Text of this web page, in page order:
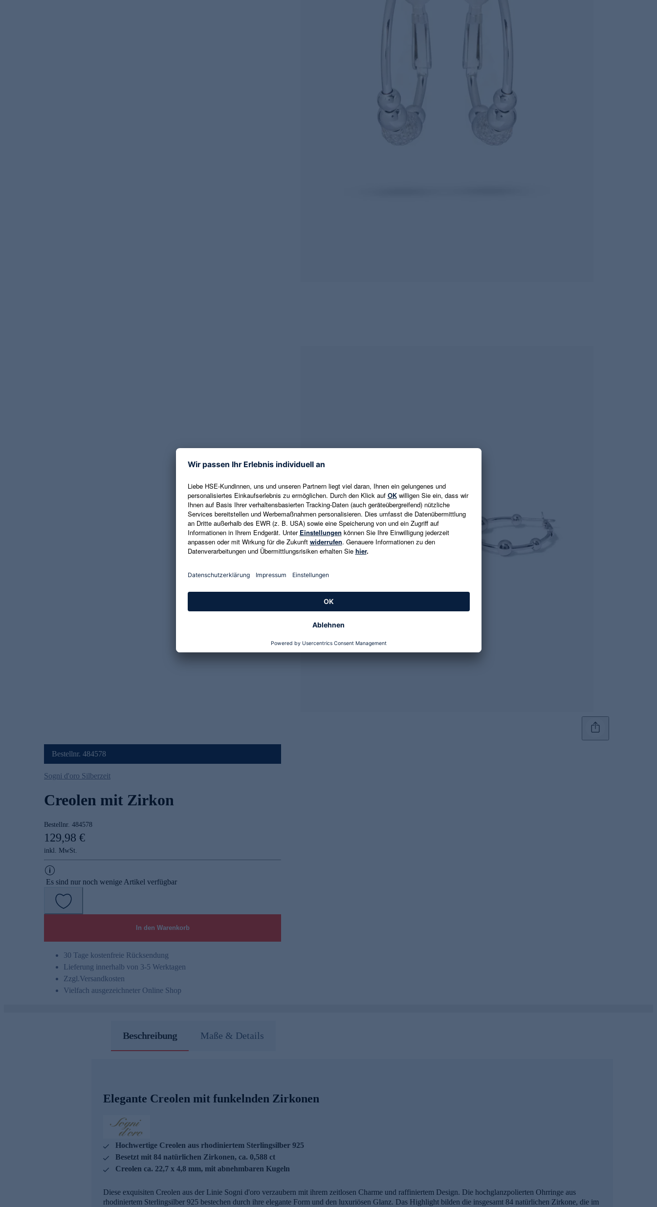
Bestellnr. 484578
Sogni d'oro Silberzeit
Creolen mit Zirkon
Bestellnr. 484578
129,98 €
inkl. MwSt.
Es sind nur noch wenige Artikel verfügbar
In den Warenkorb
30 Tage kostenfreie Rücksendung
Lieferung innerhalb von 3-5 Werktagen
Zzgl.Versandkosten
Vielfach ausgezeichneter Online Shop
Beschreibung Maße & Details
Elegante Creolen mit funkelnden Zirkonen
Hochwertige Creolen aus rhodiniertem Sterlingsilber 925
Besetzt mit 84 natürlichen Zirkonen, ca. 0,588 ct
Creolen ca. 22,7 x 4,8 mm, mit abnehmbaren Kugeln
Diese exquisiten Creolen aus der Linie Sogni d'oro verzaubern mit ihrem zeitlosen Charme und raffiniertem Design. Die hochglanzpolierten Ohrringe aus
rhodiniertem Sterlingsilber 925 bestechen durch ihre elegante Form und den luxuriösen Glanz. Das Highlight bilden die insgesamt 84 natürlichen Zirkone, die im